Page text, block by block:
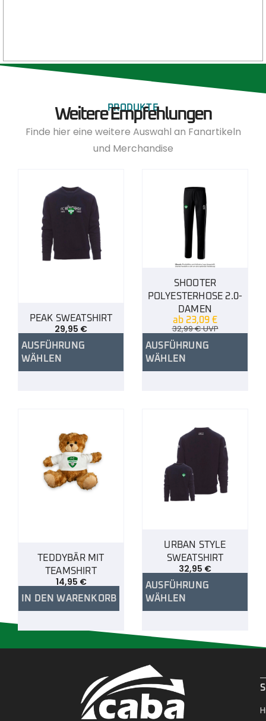
PRODUKTE
Weitere Empfehlungen
Finde hier eine weitere Auswahl an Fanartikeln
und Merchandise
PEAK SWEATSHIRT
29,95 €
AUSFÜHRUNG
WÄHLEN
SHOOTER
POLYESTERHOSE 2.0-
DAMEN
ab 23,09 €
32,99€UVP
AUSFÜHRUNG
WÄHLEN
TEDDYBÄR MIT
TEAMSHIRT
14,95 €
IN DEN WARENKORB
URBAN STYLE
SWEATSHIRT
32,95 €
AUSFÜHRUNG
WÄHLEN